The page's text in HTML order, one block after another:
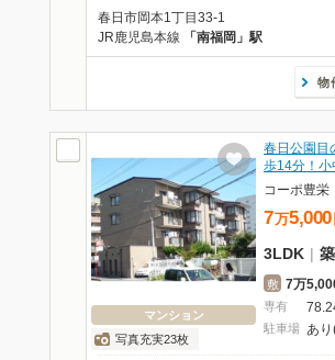
春日市岡本1丁目33-1
JR鹿児島本線 「南福岡」駅
物
マンション
写真充実23枚
春日公園目
歩14分！
コーポ豊栄
7万5,000
3LDK |
敷 7万
専有
駐車場 あ